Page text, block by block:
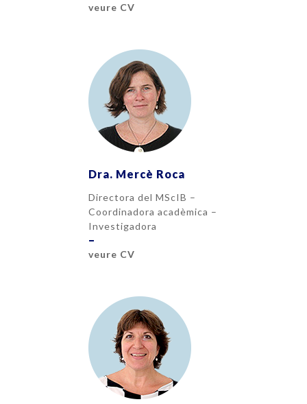
veure CV
Dra. Mercè Roca
Directora del MScIB –
Coordinadora acadèmica –
Investigadora
–
veure CV